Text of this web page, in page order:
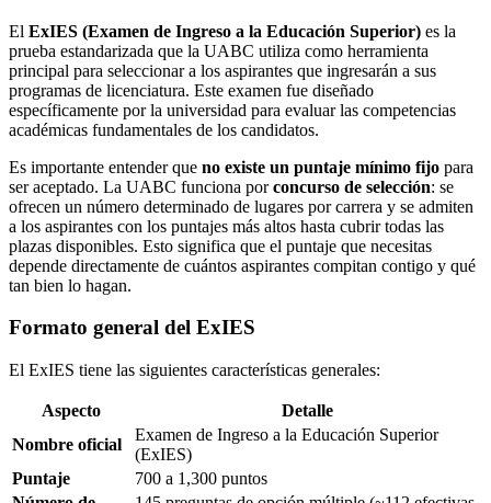
El ExIES (Examen de Ingreso a la Educación Superior) es la
prueba estandarizada que la UABC utiliza como herramienta
principal para seleccionar a los aspirantes que ingresarán a sus
programas de licenciatura. Este examen fue diseñado
específicamente por la universidad para evaluar las competencias
académicas fundamentales de los candidatos.
Es importante entender que no existe un puntaje mínimo fijo para
ser aceptado. La UABC funciona porconcurso de selección: se
ofrecen un número determinado de lugares por carrera y se admiten
a los aspirantes con los puntajes más altos hasta cubrir todas las
plazas disponibles. Esto significa que el puntaje que necesitas
depende directamente de cuántos aspirantes compitan contigo y qué
tan bien lo hagan.
Formato general del ExIES
El ExIES tiene las siguientes características generales:
Aspecto
Detalle
Nombre oficial
Examen de Ingreso a la Educación Superior
(ExIES)
Puntaje
700 a 1,300 puntos